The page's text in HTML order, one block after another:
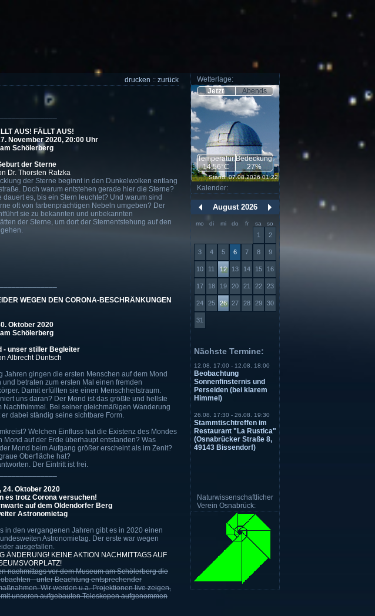
Wetterlage:
Jetzt
Abends
Temperatur:
14,56°C
Bedeckung:
27%
Stand: 07.08.2026 01:22
Kalender:
August 2026
mo di mi do fr sa so
1 2
3 4 5 6 7 8 9
10 11 12 13 14 15 16
17 18 19 20 21 22 23
24 25 26 27 28 29 30
31
Nächste Termine:
12.08. 17:00 - 12.08. 18:00
Beobachtung
Sonnenfinsternis und
Perseiden (bei klarem
Himmel)
26.08. 17:30 - 26.08. 19:30
Stammtischtreffen im
Restaurant "La Rustica"
(Osnabrücker Straße 8,
49143 Bissendorf)
Naturwissenschaftlicher
Verein Osnabrück:
drucken :: zurück
AUS! FÄLLT AUS!
November 2020, 20:00 Uhr
Schölerberg
der Sterne
Dr. Thorsten Ratzka
der Sterne beginnt in den Dunkelwolken entlang
Doch warum entstehen gerade hier die Sterne?
dauert es, bis ein Stern leuchtet? Und warum sind
oft von farbenprächtigen Nebeln umgeben? Der
sie zu bekannten und unbekannten
der Sterne, um dort der Sternentstehung auf den
WEGEN DEN CORONA-BESCHRÄNKUNGEN
Oktober 2020
Schölerberg
- unser stiller Begleiter
Albrecht Düntsch
Jahren gingen die ersten Menschen auf dem Mond
und betraten zum ersten Mal einen fremden
Damit erfüllten sie einen Menschheitstraum.
uns daran? Der Mond ist das größte und hellste
Nachthimmel. Bei seiner gleichmäßigen Wanderung
dabei ständig seine sichtbare Form.
Welchen Einfluss hat die Existenz des Mondes
auf der Erde überhaupt entstanden? Was
Mond beim Aufgang größer erscheint als im Zenit?
Oberfläche hat?
Der Eintritt ist frei.
24. Oktober 2020
es trotz Corona versuchen!
auf dem Oldendorfer Berg
Astronomietag
in den vergangenen Jahren gibt es in 2020 einen
Astronomietag. Der erste war wegen
ausgefallen.
ÄNDERUNG! KEINE AKTION NACHMITTAGS AUF
nachmittags vor dem Museum am Schölerberg die
- unter Beachtung entsprechender
Wir werden u.a. Projektionen live zeigen,
unseren aufgebauten Teleskopen aufgenommen